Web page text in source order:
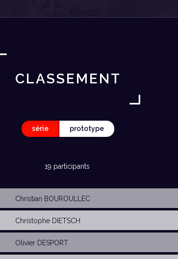
CLASSEMENT
série prototype
19 participants
Christian BOUROULLEC
Christophe DIETSCH
Olivier DESPORT